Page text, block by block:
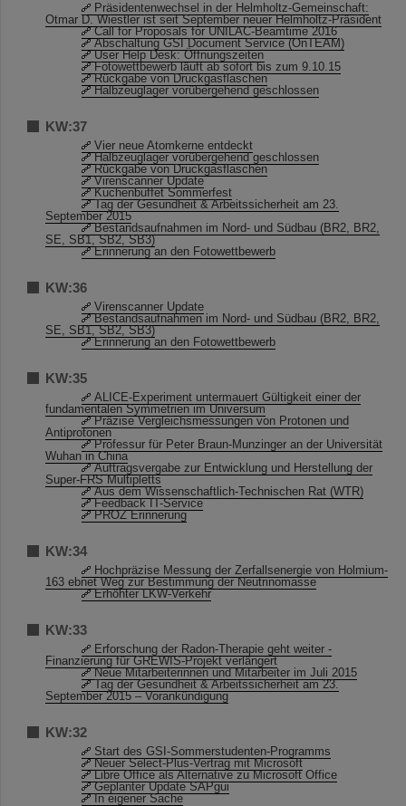
Präsidentenwechsel in der Helmholtz-Gemeinschaft:
Otmar D. Wiestler ist seit September neuer Helmholtz-Präsident
Call for Proposals for UNILAC-Beamtime 2016
Abschaltung GSI Document Service (OnTEAM)
User Help Desk: Öffnungszeiten
Fotowettbewerb läuft ab sofort bis zum 9.10.15
Rückgabe von Druckgasflaschen
Halbzeuglager vorübergehend geschlossen
KW:37
Vier neue Atomkerne entdeckt
Halbzeuglager vorübergehend geschlossen
Rückgabe von Druckgasflaschen
Virenscanner Update
Kuchenbuffet Sommerfest
Tag der Gesundheit & Arbeitssicherheit am 23.
September 2015
Bestandsaufnahmen im Nord- und Südbau (BR2, BR2,
SE, SB1, SB2, SB3)
Erinnerung an den Fotowettbewerb
KW:36
Virenscanner Update
Bestandsaufnahmen im Nord- und Südbau (BR2, BR2,
SE, SB1, SB2, SB3)
Erinnerung an den Fotowettbewerb
KW:35
ALICE-Experiment untermauert Gültigkeit einer der
fundamentalen Symmetrien im Universum
Präzise Vergleichsmessungen von Protonen und
Antiprotonen
Professur für Peter Braun-Munzinger an der Universität
Wuhan in China
Auftragsvergabe zur Entwicklung und Herstellung der
Super-FRS Multipletts
Aus dem Wissenschaftlich-Technischen Rat (WTR)
Feedback IT-Service
PROZ Erinnerung
KW:34
Hochpräzise Messung der Zerfallsenergie von Holmium-
163 ebnet Weg zur Bestimmung der Neutrinomasse
Erhöhter LKW-Verkehr
KW:33
Erforschung der Radon-Therapie geht weiter -
Finanzierung für GREWIS-Projekt verlängert
Neue Mitarbeiterinnen und Mitarbeiter im Juli 2015
Tag der Gesundheit & Arbeitssicherheit am 23.
September 2015 – Vorankündigung
KW:32
Start des GSI-Sommerstudenten-Programms
Neuer Select-Plus-Vertrag mit Microsoft
Libre Office als Alternative zu Microsoft Office
Geplanter Update SAPgui
In eigener Sache